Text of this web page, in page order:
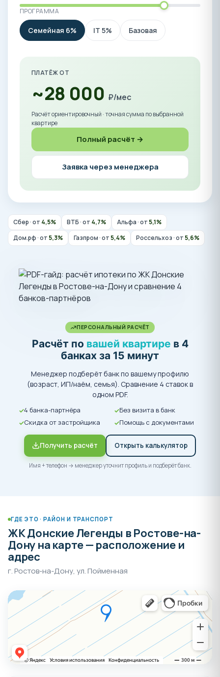
ПРОГРАММА
Семейная 6% IT 5% Базовая
ПЛАТЁЖ ОТ
~28 000 ₽/мес
Расчёт ориентировочный · точная сумма по выбранной
квартире
Полный расчёт →
Заявка через менеджера
Сбер · от 4,5% ВТБ · от 4,7% Альфа · от5,1%
Дом.рф · от5,3% Газпром · от5,4% Россельхоз · от5,6%
ПЕРСОНАЛЬНЫЙ РАСЧЁТ
Расчёт по вашей квартире в 4
банках за 15 минут
Менеджер подберёт банк по вашему профилю
(возраст, ИП/наём, семья). Сравнение 4 ставок в
одном PDF.
4 банка-партнёра
Без визита в банк
Скидка от застройщика
Помощь с документами
Получить расчёт Открыть калькулятор
Имя + телефон → менеджер уточнит профиль и подберёт банк.
ГДЕ ЭТО · РАЙОН И ТРАНСПОРТ
ЖК Донские Легенды в Ростове-на-
Дону на карте — расположение и
адрес
г. Ростов-на-Дону, ул. Пойменная